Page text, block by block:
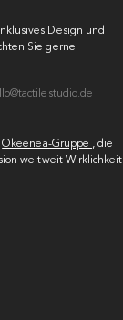
Design und
Sie gerne
Okeenea-Gruppe , die
weltweit Wirklichkeit